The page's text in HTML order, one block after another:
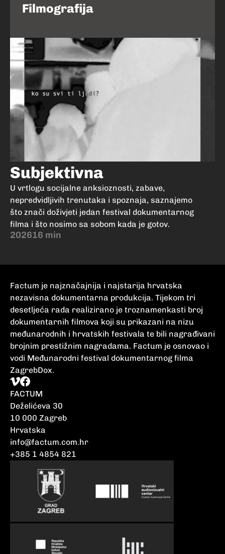
Filmografija
Subjektivna
U vrtlogu socijalne anksioznosti, zabave,
nepredvidljivih trenutaka i spoznaja, saznajemo
što znači doživjeti jedan festival dokumentarnog
filma i što nosimo sa sobom kada je gotov.
202616 min
Factum je najznačajnija i najstarija hrvatska
nezavisna dokumentarna produkcija. Tijekom tri
desetljeća rada realizirano je troznamenkasti broj
dokumentarnih filmova koji su prikazani na nizu
međunarodnih i hrvatskih festivala te bili nagrađivani
brojnim prestižnim nagradama. Factum je osnovao i
vodi Međunarodni festival dokumentarnog filma
ZagrebDox.
FACTUM
Deželićeva 30
10 000 Zagreb
Hrvatska
info@factum.com.hr
+385 1 4854 821